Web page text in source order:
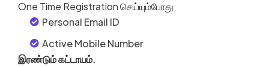
One Time Registrationசெய்யும்போது
Personal Email ID
Active Mobile Number
இரண்டும் கட்டாயம்.